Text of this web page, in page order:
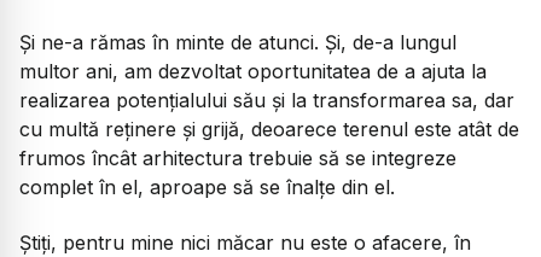
Și ne-a rămas în minte de atunci. Și, de-a lungul
multor ani, am dezvoltat oportunitatea de a ajuta la
realizarea potențialului său și la transformarea sa, dar
cu multă reținere și grijă, deoarece terenul este atât de
frumos încât arhitectura trebuie să se integreze
complet în el, aproape să se înalțe din el.
Știți, pentru mine nici măcar nu este o afacere, în